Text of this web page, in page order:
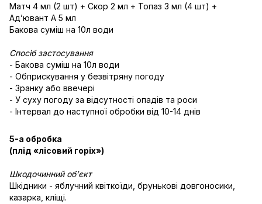
Матч 4 мл (2 шт) + Скор 2 мл + Топаз 3 мл (4 шт) +
Адʼювант А 5 мл
Бакова суміш на 10л води
Спосіб застосування
- Бакова суміш на 10л води
- Обприскування у безвітряну погоду
- Зранку або ввечері
- У суху погоду за відсутності опадів та роси
- Інтервал до наступної обробки від 10-14 днів
5-а обробка
(плід «лісовий горіх»)
Шкодочинний об’єкт
Шкідники - яблучний квіткоїди, брунькові довгоносики,
казарка, кліщі.